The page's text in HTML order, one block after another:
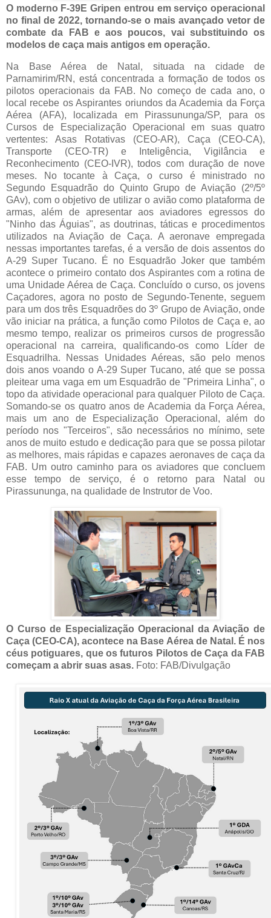
O moderno F-39E Gripen entrou em serviço operacional
no final de 2022, tornando-se o mais avançado vetor de
combate da FAB e aos poucos, vai substituindo os
modelos de caça mais antigos em operação.
Na Base Aérea de Natal, situada na cidade de
Parnamirim/RN, está concentrada a formação de todos os
pilotos operacionais da FAB. No começo de cada ano, o
local recebe os Aspirantes oriundos da Academia da Força
Aérea (AFA), localizada em Pirassununga/SP, para os
Cursos de Especialização Operacional em suas quatro
vertentes: Asas Rotativas (CEO-AR), Caça (CEO-CA),
Transporte (CEO-TR) e Inteligência, Vigilância e
Reconhecimento (CEO-IVR), todos com duração de nove
meses. No tocante à Caça, o curso é ministrado no
Segundo Esquadrão do Quinto Grupo de Aviação (2º/5º
GAv), com o objetivo de utilizar o avião como plataforma de
armas, além de apresentar aos aviadores egressos do
"Ninho das Águias", as doutrinas, táticas e procedimentos
utilizados na Aviação de Caça. A aeronave empregada
nessas importantes tarefas, é a versão de dois assentos do
A-29 Super Tucano. É no Esquadrão Joker que também
acontece o primeiro contato dos Aspirantes com a rotina de
uma Unidade Aérea de Caça. Concluído o curso, os jovens
Caçadores, agora no posto de Segundo-Tenente, seguem
para um dos três Esquadrões do 3º Grupo de Aviação, onde
vão iniciar na prática, a função como Pilotos de Caça e, ao
mesmo tempo, realizar os primeiros cursos de progressão
operacional na carreira, qualificando-os como Líder de
Esquadrilha. Nessas Unidades Aéreas, são pelo menos
dois anos voando o A-29 Super Tucano, até que se possa
pleitear uma vaga em um Esquadrão de "Primeira Linha", o
topo da atividade operacional para qualquer Piloto de Caça.
Somando-se os quatro anos de Academia da Força Aérea,
mais um ano de Especialização Operacional, além do
período nos "Terceiros", são necessários no mínimo, sete
anos de muito estudo e dedicação para que se possa pilotar
as melhores, mais rápidas e capazes aeronaves de caça da
FAB. Um outro caminho para os aviadores que concluem
esse tempo de serviço, é o retorno para Natal ou
Pirassununga, na qualidade de Instrutor de Voo.
O Curso de Especialização Operacional da Aviação de
Caça (CEO-CA), acontece na Base Aérea de Natal. É nos
céus potiguares, que os futuros Pilotos de Caça da FAB
começam a abrir suas asas. Foto: FAB/Divulgação